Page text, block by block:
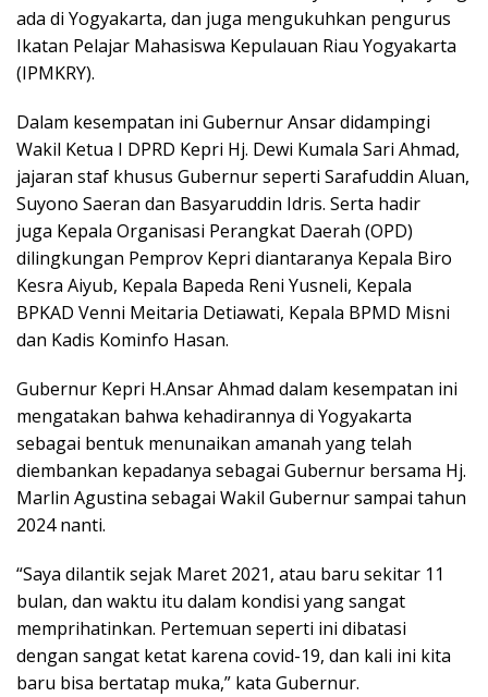
ada di Yogyakarta, dan juga mengukuhkan pengurus
Ikatan Pelajar Mahasiswa Kepulauan Riau Yogyakarta
(IPMKRY).
Dalam kesempatan ini Gubernur Ansar didampingi
Wakil Ketua I DPRD Kepri Hj. Dewi Kumala Sari Ahmad,
jajaran staf khusus Gubernur seperti Sarafuddin Aluan,
Suyono Saeran dan Basyaruddin Idris. Serta hadir
juga Kepala Organisasi Perangkat Daerah (OPD)
dilingkungan Pemprov Kepri diantaranya Kepala Biro
Kesra Aiyub, Kepala Bapeda Reni Yusneli, Kepala
BPKAD Venni Meitaria Detiawati, Kepala BPMD Misni
dan Kadis Kominfo Hasan.
Gubernur Kepri H.Ansar Ahmad dalam kesempatan ini
mengatakan bahwa kehadirannya di Yogyakarta
sebagai bentuk menunaikan amanah yang telah
diembankan kepadanya sebagai Gubernur bersama Hj.
Marlin Agustina sebagai Wakil Gubernur sampai tahun
2024 nanti.
“Saya dilantik sejak Maret 2021, atau baru sekitar 11
bulan, dan waktu itu dalam kondisi yang sangat
memprihatinkan. Pertemuan seperti ini dibatasi
dengan sangat ketat karena covid-19, dan kali ini kita
baru bisa bertatap muka,” kata Gubernur.